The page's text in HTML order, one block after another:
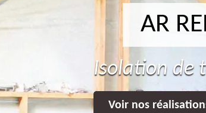
AR
Isolation de
Voir nos